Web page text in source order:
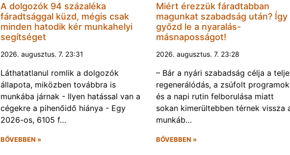
A dolgozók 94 százaléka
fáradtsággal küzd, mégis csak
minden hatodik kér munkahelyi
segítséget
2026. augusztus. 7. 23:31
Láthatatlanul romlik a dolgozók
állapota, miközben továbbra is
munkába járnak - Ilyen hatással van a
cégekre a pihenőidő hiánya - Egy
2026-os, 6105 f…
BŐVEBBEN »
Miért érezzük fáradtabban
magunkat szabadság után? Így
győzd le a nyaralás-
másnaposságot!
2026. augusztus. 7. 23:28
– Bár a nyári szabadság célja a
regenerálódás, a zsúfolt programok
és a napi rutin felborulása miatt
sokan kimerültebben térnek vissza
munkáb…
BŐVEBBEN »